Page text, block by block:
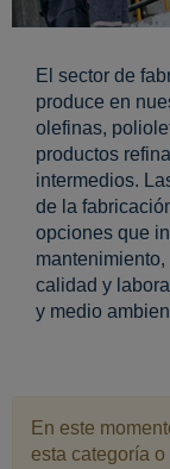
El sector de
produce en
olefinas,
productos
intermedios.
de la
opciones que
calidad y
y medio
En este
esta categoría